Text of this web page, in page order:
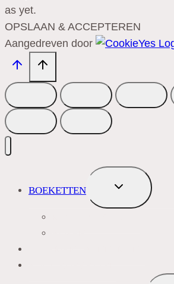
as yet.
OPSLAAN & ACCEPTEREN
Aangedreven door
BOEKETTEN
TOGGLE
SUBMENU